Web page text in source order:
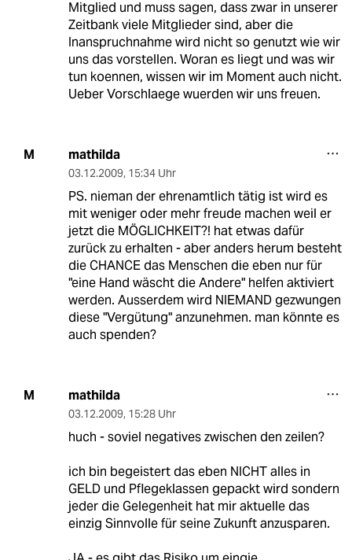
Mitglied und muss sagen, dass zwar in unserer
Zeitbank viele Mitglieder sind, aber die
Inanspruchnahme wird nicht so genutzt wie wir
uns das vorstellen. Woran es liegt und was wir
tun koennen, wissen wir im Moment auch nicht.
Ueber Vorschlaege wuerden wir uns freuen.
M mathilda
03.12.2009, 15:34 Uhr
PS. nieman der ehrenamtlich tätig ist wird es
mit weniger oder mehr freude machen weil er
jetzt die MÖGLICHKEIT?! hat etwas dafür
zurück zu erhalten - aber anders herum besteht
die CHANCE das Menschen die eben nur für
"eine Hand wäscht die Andere" helfen aktiviert
werden. Ausserdem wird NIEMAND gezwungen
diese "Vergütung" anzunehmen. man könnte es
auch spenden?
M mathilda
03.12.2009, 15:28 Uhr
huch - soviel negatives zwischen den zeilen?
ich bin begeistert das eben NICHT alles in
GELD und Pflegeklassen gepackt wird sondern
jeder die Gelegenheit hat mir aktuelle das
einzig Sinnvolle für seine Zukunft anzusparen.